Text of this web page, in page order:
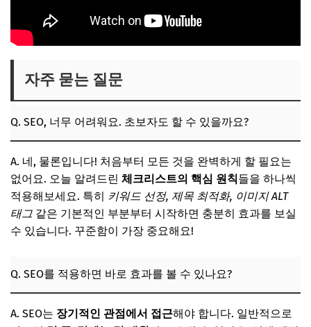
자주 묻는 질문
Q. SEO, 너무 어려워요. 초보자도 할 수 있을까요?
A. 네, 물론입니다! 처음부터 모든 것을 완벽하게 할 필요는
없어요. 오늘 알려드린 체크리스트의 핵심 원칙들을 하나씩
적용해보세요. 특히 키워드 선정, 제목 최적화, 이미지 ALT
태그 같은 기본적인 부분부터 시작하면 충분히 효과를 보실
수 있습니다. 꾸준함이 가장 중요해요!
Q. SEO를 적용하면 바로 효과를 볼 수 있나요?
A. SEO는 장기적인 관점에서 접근해야 합니다. 일반적으로